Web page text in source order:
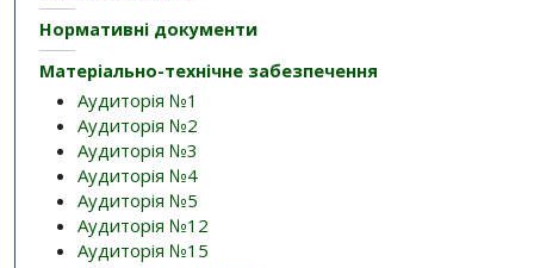
Нормативні документи
Матеріально-технічне забезпечення
Аудиторія №1
Аудиторія №2
Аудиторія №3
Аудиторія №4
Аудиторія №5
Аудиторія №12
Аудиторія №15